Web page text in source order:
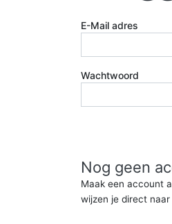
E-Mail adres
Wachtwoord
Nog geen
Maak een account
wijzen je direct